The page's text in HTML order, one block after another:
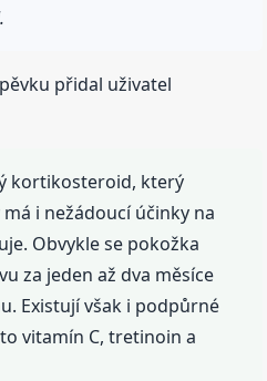
přidal uživatel
kortikosteroid, který
i nežádoucí účinky na
Obvykle se pokožka
za jeden až dva měsíce
u. Existují však i podpůrné
vitamín C, tretinoin a